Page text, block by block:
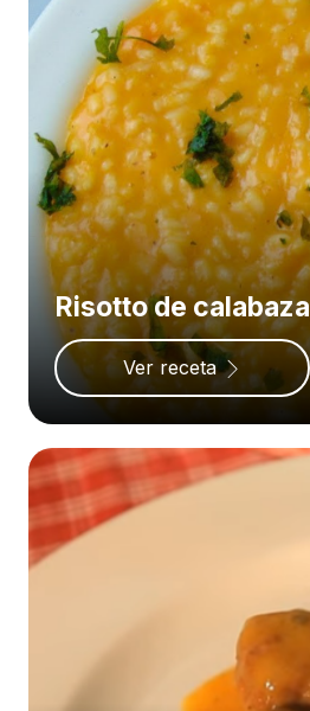
Risotto de calabaza
Ver receta